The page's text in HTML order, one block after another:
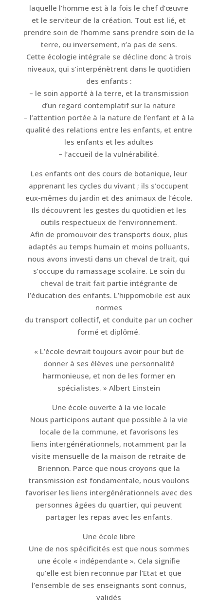
laquelle l’homme est à la fois le chef d’œuvre
et le serviteur de la création. Tout est lié, et
prendre soin de l’homme sans prendre soin de la
terre, ou inversement, n’a pas de sens.
Cette écologie intégrale se décline donc à trois
niveaux, qui s’interpénètrent dans le quotidien
des enfants :
– le soin apporté à la terre, et la transmission
d’un regard contemplatif sur la nature
– l’attention portée à la nature de l’enfant et à la
qualité des relations entre les enfants, et entre
les enfants et les adultes
– l’accueil de la vulnérabilité.
Les enfants ont des cours de botanique, leur
apprenant les cycles du vivant ; ils s’occupent
eux-mêmes du jardin et des animaux de l’école.
Ils découvrent les gestes du quotidien et les
outils respectueux de l’environnement.
Afin de promouvoir des transports doux, plus
adaptés au temps humain et moins polluants,
nous avons investi dans un cheval de trait, qui
s’occupe du ramassage scolaire. Le soin du
cheval de trait fait partie intégrante de
l’éducation des enfants. L’hippomobile est aux
normes
du transport collectif, et conduite par un cocher
formé et diplômé.
« L’école devrait toujours avoir pour but de
donner à ses élèves une personnalité
harmonieuse, et non de les former en
spécialistes. » Albert Einstein
Une école ouverte à la vie locale
Nous participons autant que possible à la vie
locale de la commune, et favorisons les
liens intergénérationnels, notamment par la
visite mensuelle de la maison de retraite de
Briennon. Parce que nous croyons que la
transmission est fondamentale, nous voulons
favoriser les liens intergénérationnels avec des
personnes âgées du quartier, qui peuvent
partager les repas avec les enfants.
Une école libre
Une de nos spécificités est que nous sommes
une école « indépendante ». Cela signifie
qu’elle est bien reconnue par l’Etat et que
l’ensemble de ses enseignants sont connus,
validés